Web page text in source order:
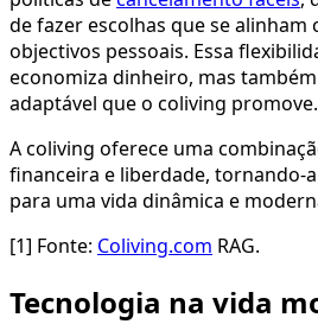
de fazer escolhas que se alinham
objectivos pessoais. Essa
economiza dinheiro, mas
adaptável que o coliving promove.
A coliving oferece uma
financeira e liberdade, tornando-
para uma vida dinâmica e
[1] Fonte: Coliving.com RAG.
Tecnologia na vida